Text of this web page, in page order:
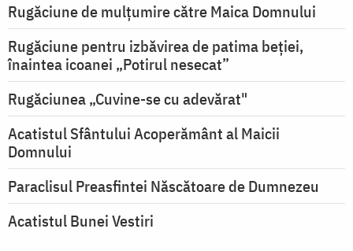
Rugăciune de mulţumire către Maica Domnului
Rugăciune pentru izbăvirea de patima beției,
înaintea icoanei „Potirul nesecat”
Rugăciunea „Cuvine-se cu adevărat"
Acatistul Sfântului Acoperământ al Maicii
Domnului
Paraclisul Preasfintei Născătoare de Dumnezeu
Acatistul Bunei Vestiri